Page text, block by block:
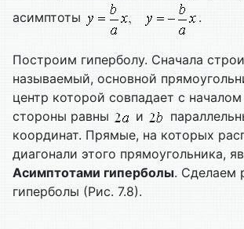
асимптоты
.
Построим гиперболу. Сначала
называемый, основной
центр которой совпадает с
стороны равны
и
координат. Прямые, на которых
диагонали этого прямоугольника,
Асимптотами гиперболы. Сделаем
гиперболы (Рис. 7.8).